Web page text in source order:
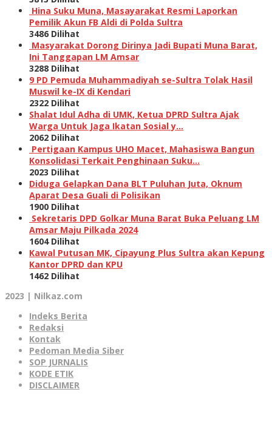
Hina Suku Muna, Masayarakat Resmi Laporkan
Pemilik Akun FB Aldi di Polda Sultra
3486 Dilihat
Masyarakat Dorong Dirinya Jadi Bupati Muna Barat,
Ini Tanggapan LM Amsar
3288 Dilihat
9 PD Pemuda Muhammadiyah se-Sultra Tolak Hasil
Muswil ke-IX di Kendari
2322 Dilihat
Shalat Idul Adha di UMK, Ketua DPRD Sultra Ajak
Warga Untuk Jaga Ikatan Sosial y…
2062 Dilihat
Pertigaan Kampus UHO Macet, Mahasiswa Bangun
Konsolidasi Terkait Penghinaan Suku…
2023 Dilihat
Diduga Gelapkan Dana BLT Puluhan Juta, Oknum
Aparat Desa Guali di Polisikan
1900 Dilihat
Sekretaris DPD Golkar Muna Barat Buka Peluang LM
Amsar Maju Pilkada 2024
1604 Dilihat
Kawal Putusan MK, Cipayung Plus Sultra akan Kepung
Kantor DPRD dan KPU
1462 Dilihat
2023 | Nilkaz.com
Indeks Berita
Redaksi
Kontak
Pedoman Media Siber
SOP JURNALIS
KODE ETIK
DISCLAIMER